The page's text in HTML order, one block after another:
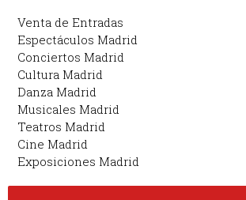
Venta de Entradas
Espectáculos Madrid
Conciertos Madrid
Cultura Madrid
Danza Madrid
Musicales Madrid
Teatros Madrid
Cine Madrid
Exposiciones Madrid